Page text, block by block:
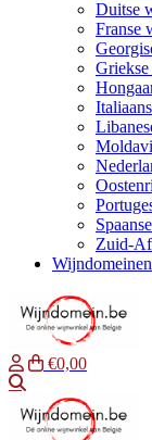
Duitse
Franse
Zuid-
Wijndomeinen
€0,00